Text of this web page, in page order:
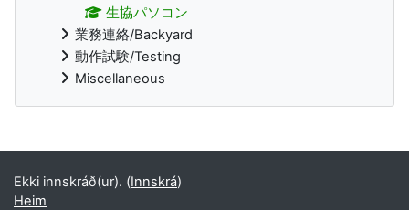
生協パソコン
業務連絡/Backyard
動作試験/Testing
Miscellaneous
Supplementary blocks
Ekki innskráð(ur). (Innskrá)
Heim